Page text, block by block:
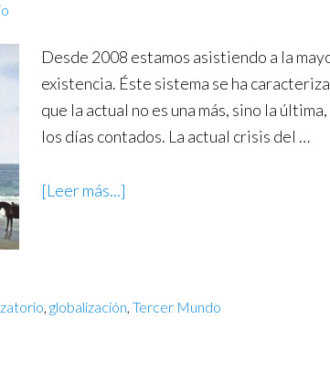
Desde 2008 estamos asistiendo a la
existencia. Éste sistema se ha
que la actual no es una más, sino la
los días contados. La actual crisis del …
[Leer más...]
, globalización, Tercer Mundo